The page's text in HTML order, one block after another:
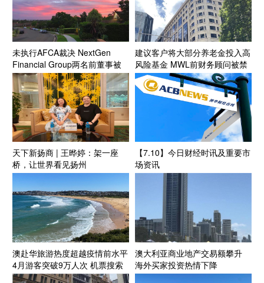
未执行AFCA裁决 NextGen
Financial Group两名前董事被
禁业三年
建议客户将大部分养老金投入高
风险基金 MWL前财务顾问被禁
业三年
天下新扬商 | 王晔婷：架一座
桥，让世界看见扬州
【7.10】今日财经时讯及重要市
场资讯
澳赴华旅游热度超越疫情前水平
4月游客突破9万人次 机票搜索
量显著增长
澳大利亚商业地产交易额攀升
海外买家投资热情下降